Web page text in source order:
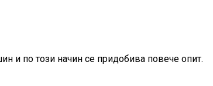
и по този начин се придобива повече опит.